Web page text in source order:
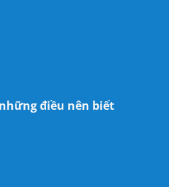
điều nên biết